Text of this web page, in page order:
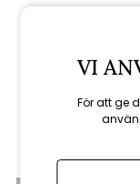
VI
För att ge